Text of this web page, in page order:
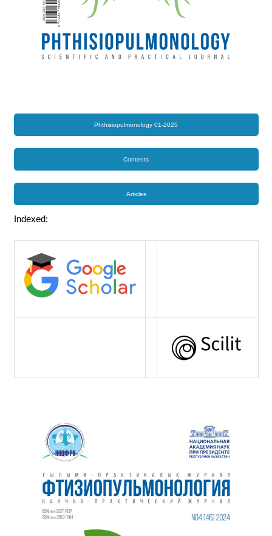
Phthisiopulmonology 01-2025
Contents
Articles
Indexed: